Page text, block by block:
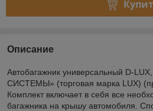
Описание
Автобагажник универсальный D-
СИСТЕМЫ» (торговая марка LUX)
Комплект включает в себя все
багажника на крышу автомобиля.